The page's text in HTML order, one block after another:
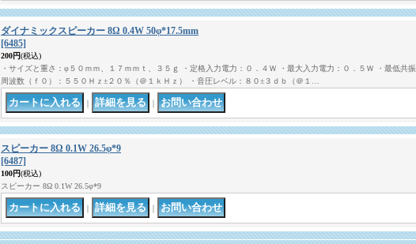
ダイナミックスピーカー 8Ω 0.4W 50φ*17.5mm
[6485]
200円(税込)
・サイズと重さ：φ５０ｍｍ、１７ｍｍｔ、３５ｇ ・定格入力電力：０．４Ｗ ・最大入力電力：０．５Ｗ ・最低共振
周波数（ｆ０）：５５０Ｈｚ±２０％（＠１ｋＨｚ） ・音圧レベル：８０±３ｄｂ（＠１…
｜ ｜
スピーカー 8Ω 0.1W 26.5φ*9
[6487]
100円(税込)
スピーカー 8Ω 0.1W 26.5φ*9
｜ ｜